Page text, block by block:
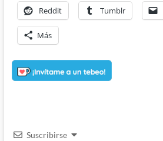
Reddit Tumblr
Más
Suscribirse